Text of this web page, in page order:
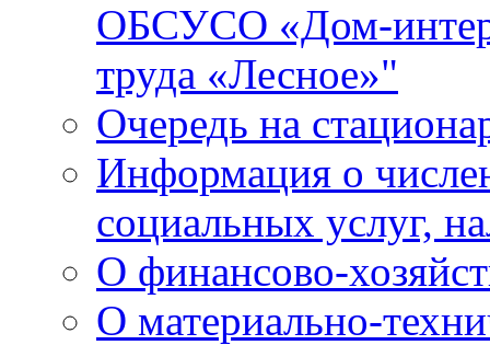
ОБСУСО «Дом-
труда «Лесное»"
Очередь на
Информация о
социальных услуг,
О финансово-
О материально-